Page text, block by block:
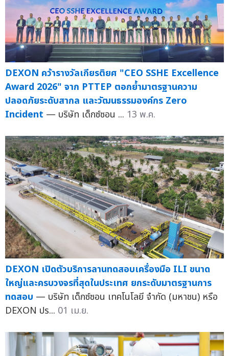
DEXON คว้ารางวัลเกียรติยศ "CEO SSHE Excellence
Award 2026" จาก PTTEP ตอกย้ำมาตรฐานความ
ปลอดภัยระดับสากล และวัฒนธรรมองค์กร Zero
Incident — บริษัท เด็กซ์ซอน ... 13 พ.ค.
DEXON เปิดตัวบริการลานทดสอบเครื่องมือ ILI ขนาด
ใหญ่และครบวงจรที่สุดในประเทศ ยกระดับมาตรฐานการ
ทดสอบ — บริษัท เด็กซ์ซอน เทคโนโลยี จำกัด (มหาชน) หรือ
DEXON ปร... 01 เม.ย.